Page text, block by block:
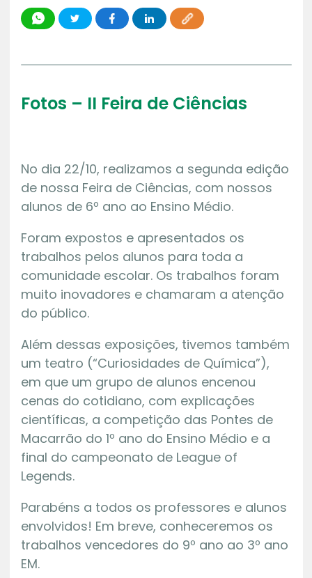
Fotos – II Feira de Ciências
No dia 22/10, realizamos a segunda edição
de nossa Feira de Ciências, com nossos
alunos de 6º ano ao Ensino Médio.
Foram expostos e apresentados os
trabalhos pelos alunos para toda a
comunidade escolar. Os trabalhos foram
muito inovadores e chamaram a atenção
do público.
Além dessas exposições, tivemos também
um teatro (“Curiosidades de Química”),
em que um grupo de alunos encenou
cenas do cotidiano, com explicações
científicas, a competição das Pontes de
Macarrão do 1º ano do Ensino Médio e a
final do campeonato de League of
Legends.
Parabéns a todos os professores e alunos
envolvidos! Em breve, conheceremos os
trabalhos vencedores do 9º ano ao 3º ano
EM.